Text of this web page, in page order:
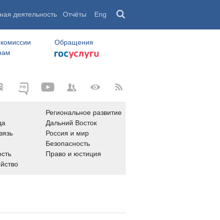
деятельность Отчёты Eng
Обращения
Региональное развитие
Дальний Восток
Россия и мир
Безопасность
Право и юстиция